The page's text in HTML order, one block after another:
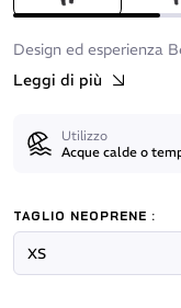
Design ed esperienza
Leggi di più
Utilizzo
Acque calde o
TAGLIO NEOPRENE :